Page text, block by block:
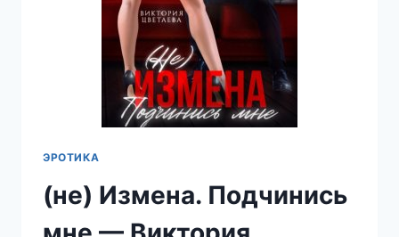
ЭРОТИКА
(не) Измена. Подчинись